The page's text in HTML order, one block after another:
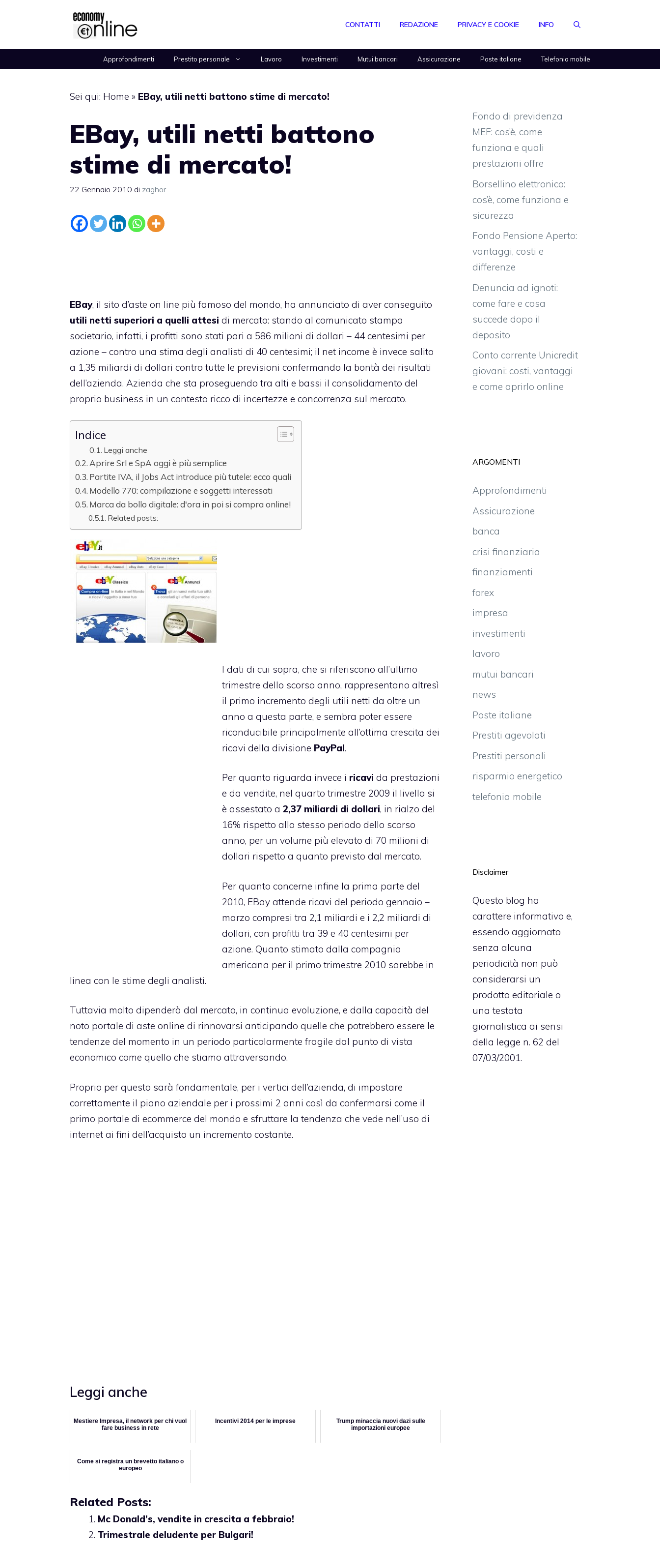
CONTATTI REDAZIONE PRIVACY E COOKIE INFO
Approfondimenti Prestito personale Lavoro Investimenti Mutui bancari Assicurazione Poste italiane Telefonia mobile
Sei qui: Home » EBay, utili netti battono stime di mercato!
EBay, utili netti battono
stime di mercato!
22 Gennaio 2010 di zaghor
EBay, il sito d’aste on line più famoso del mondo, ha annunciato di aver conseguito
utili netti superiori a quelli attesi di mercato: stando al comunicato stampa
societario, infatti, i profitti sono stati pari a 586 milioni di dollari – 44 centesimi per
azione – contro una stima degli analisti di 40 centesimi; il net income è invece salito
a 1,35 miliardi di dollari contro tutte le previsioni confermando la bontà dei risultati
dell’azienda. Azienda che sta proseguendo tra alti e bassi il consolidamento del
proprio business in un contesto ricco di incertezze e concorrenza sul mercato.
Indice
Leggi anche
Aprire Srl e SpA oggi è più semplice
Partite IVA, il Jobs Act introduce più tutele: ecco quali
Modello 770: compilazione e soggetti interessati
Marca da bollo digitale: d'ora in poi si compra online!
Related posts:
I dati di cui sopra, che si riferiscono all’ultimo
trimestre dello scorso anno, rappresentano altresì
il primo incremento degli utili netti da oltre un
anno a questa parte, e sembra poter essere
riconducibile principalmente all’ottima crescita dei
ricavi della divisione PayPal.
Per quanto riguarda invece i ricavi da prestazioni
e da vendite, nel quarto trimestre 2009 il livello si
è assestato a 2,37 miliardi di dollari, in rialzo del
16% rispetto allo stesso periodo dello scorso
anno, per un volume più elevato di 70 milioni di
dollari rispetto a quanto previsto dal mercato.
Per quanto concerne infine la prima parte del
2010, EBay attende ricavi del periodo gennaio –
marzo compresi tra 2,1 miliardi e i 2,2 miliardi di
dollari, con profitti tra 39 e 40 centesimi per
azione. Quanto stimato dalla compagnia
americana per il primo trimestre 2010 sarebbe in
linea con le stime degli analisti.
Tuttavia molto dipenderà dal mercato, in continua evoluzione, e dalla capacità del
noto portale di aste online di rinnovarsi anticipando quelle che potrebbero essere le
tendenze del momento in un periodo particolarmente fragile dal punto di vista
economico come quello che stiamo attraversando.
Proprio per questo sarà fondamentale, per i vertici dell’azienda, di impostare
correttamente il piano aziendale per i prossimi 2 anni così da confermarsi come il
primo portale di ecommerce del mondo e sfruttare la tendenza che vede nell’uso di
internet ai fini dell’acquisto un incremento costante.
Leggi anche
Mestiere Impresa, il network per chi vuol
fare business in rete
Incentivi 2014 per le imprese
Trump minaccia nuovi dazi sulle
importazioni europee
Come si registra un brevetto italiano o
europeo
Related Posts:
Mc Donald’s, vendite in crescita a febbraio!
Trimestrale deludente per Bulgari!
Fondo di previdenza
MEF: cos’è, come
funziona e quali
prestazioni offre
Borsellino elettronico:
cos’è, come funziona e
sicurezza
Fondo Pensione Aperto:
vantaggi, costi e
differenze
Denuncia ad ignoti:
come fare e cosa
succede dopo il
deposito
Conto corrente Unicredit
giovani: costi, vantaggi
e come aprirlo online
ARGOMENTI
Approfondimenti
Assicurazione
banca
crisi finanziaria
finanziamenti
forex
impresa
investimenti
lavoro
mutui bancari
news
Poste italiane
Prestiti agevolati
Prestiti personali
risparmio energetico
telefonia mobile
Disclaimer
Questo blog ha
carattere informativo e,
essendo aggiornato
senza alcuna
periodicità non può
considerarsi un
prodotto editoriale o
una testata
giornalistica ai sensi
della legge n. 62 del
07/03/2001.